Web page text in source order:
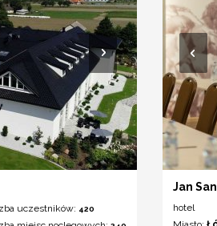
uczestników: 420
Jan
hotel